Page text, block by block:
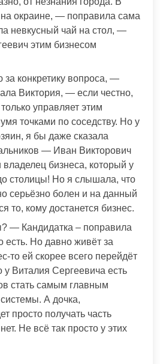
окраине, — поправила сама
невкусный чай на стол, —
этим бизнесом
конкретику вопроса, —
Виктория, — если честно,
управляет этим
точками по соседству. Но у
я бы даже сказала
— Иван Викторович
бизнеса, который у
столицы! Но я слышала, что
серьёзно болен и на данный
то, кому достанется бизнес.
— Кандидатка – поправила
есть. Но давно живёт за
то ей скорее всего перейдёт
Виталия Сергеевича есть
стать самым главным
А дочка,
просто получать часть
Не всё так просто у этих